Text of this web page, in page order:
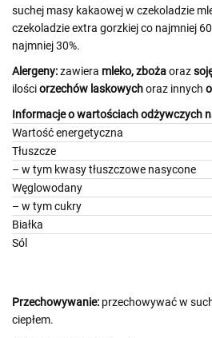
suchej masy kakaowej w czekoladzie
czekoladzie extra gorzkiej co najmniej
najmniej 30%.
Alergeny:zawiera mleko,zbożaoraz
ilościorzechów laskowychoraz innych
Informacje o wartościach odżywczych
Wartość energetyczna
Tłuszcze
– w tym kwasy tłuszczowe
Węglowodany
– w tym cukry
Białka
Sól
Przechowywanie: przechowywać w
ciepłem.